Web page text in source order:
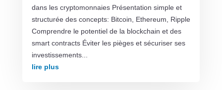
dans les cryptomonnaies Présentation simple et
structurée des concepts: Bitcoin, Ethereum, Ripple
Comprendre le potentiel de la blockchain et des
smart contracts Éviter les pièges et sécuriser ses
investissements...
lire plus